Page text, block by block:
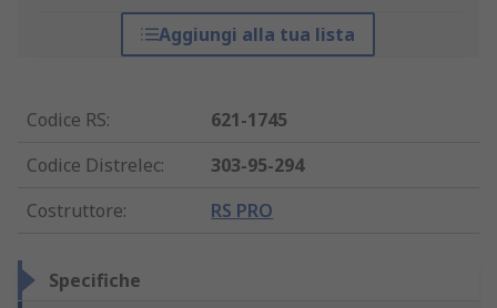
Aggiungi alla tua lista
Codice RS:
621-1745
Codice Distrelec:
303-95-294
Costruttore: RS PRO
Specifiche